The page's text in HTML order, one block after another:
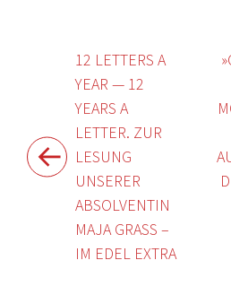
12 LETTERS A
YEAR — 12
YEARS A
LETTER. ZUR
LESUNG
UNSERER
ABSOLVENTIN
MAJA GRASS –
IM EDEL EXTRA